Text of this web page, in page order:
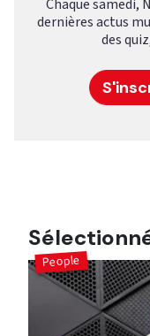
Chaque samedi,
dernières actus
des
People